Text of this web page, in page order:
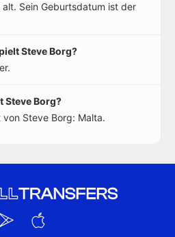
Sein Geburtsdatum ist der
Steve Borg?
Steve Borg?
Steve Borg: Malta.